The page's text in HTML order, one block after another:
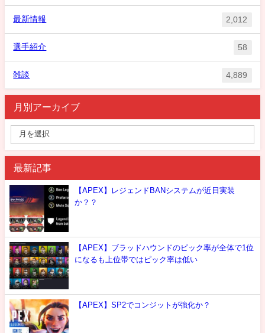
最新情報 2,012
選手紹介 58
雑談 4,889
月別アーカイブ
最新記事
【APEX】レジェンドBANシステムが近日実装
か？？
【APEX】ブラッドハウンドのピック率が全体で1位
になるも上位帯ではピック率は低い
【APEX】SP2でコンジットが強化か？